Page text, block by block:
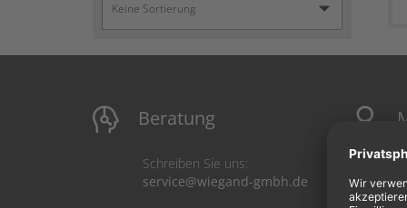
Beratung
Schreiben Sie uns:
service@wiegand-gmbh.de